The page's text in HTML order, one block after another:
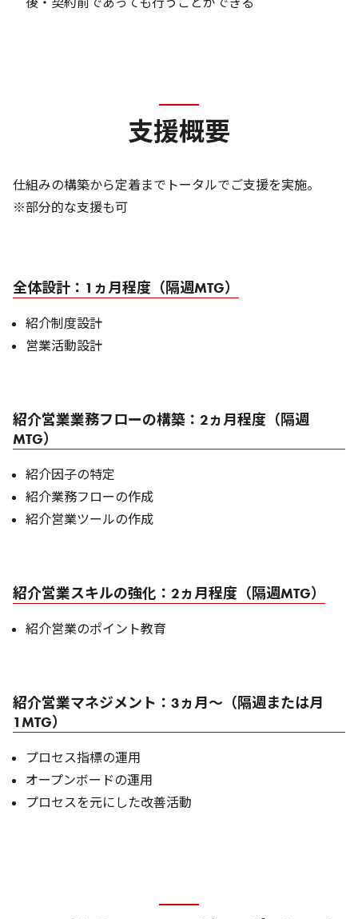
支援概要
仕組みの構築から定着までトータルでご支援を実施。
※部分的な支援も可
全体設計：1ヵ月程度（隔週MTG）
紹介制度設計
営業活動設計
紹介営業業務フローの構築：2ヵ月程度（隔週
MTG）
紹介因子の特定
紹介業務フローの作成
紹介営業ツールの作成
紹介営業スキルの強化：2ヵ月程度（隔週MTG）
紹介営業のポイント教育
紹介営業マネジメント：3ヵ月～（隔週または月
1MTG）
プロセス指標の運用
オープンボードの運用
プロセスを元にした改善活動